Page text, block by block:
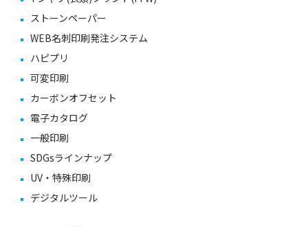
ストーンペーパー
WEB名刺印刷発注システム
ハピプリ
可変印刷
カーボンオフセット
電子カタログ
一般印刷
SDGsラインナップ
UV・特殊印刷
デジタルツール